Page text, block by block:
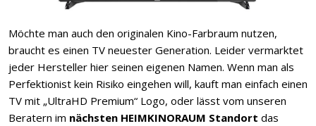
Möchte man auch den originalen Kino-Farbraum nutzen,
braucht es einen TV neuester Generation. Leider vermarktet
jeder Hersteller hier seinen eigenen Namen. Wenn man als
Perfektionist kein Risiko eingehen will, kauft man einfach einen
TV mit „UltraHD Premium“ Logo, oder lässt vom unseren
Beratern im nächsten HEIMKINORAUM Standort das